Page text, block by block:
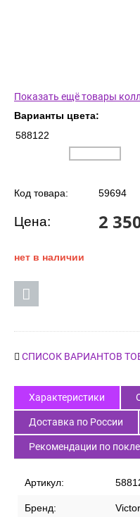
Показать ещё товары
Варианты цвета:
588122
Код товара: 59694
Цена: 2
нет в наличии
СПИСОК ВАРИАНТОВ
Характеристики
Доставка по России
Рекомендации по
Артикул:
Бренд: